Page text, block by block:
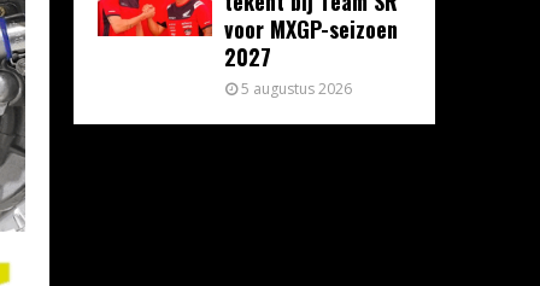
voor MXGP-seizoen
2027
5 augustus 2026